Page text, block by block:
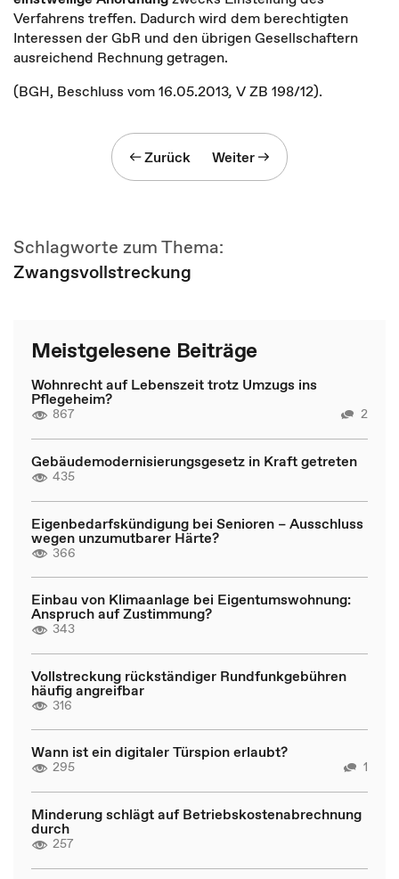
Verfahrens treffen. Dadurch wird dem berechtigten
Interessen der GbR und den übrigen Gesellschaftern
ausreichend Rechnung getragen.
(BGH, Beschluss vom 16.05.2013, V ZB 198/12).
Zurück Weiter
Schlagworte zum Thema:
Zwangsvollstreckung
Meistgelesene Beiträge
Wohnrecht auf Lebenszeit trotz Umzugs ins
Pflegeheim?
867 2
Gebäudemodernisierungsgesetz in Kraft getreten
435
Eigenbedarfskündigung bei Senioren – Ausschluss
wegen unzumutbarer Härte?
366
Einbau von Klimaanlage bei Eigentumswohnung:
Anspruch auf Zustimmung?
343
Vollstreckung rückständiger Rundfunkgebühren
häufig angreifbar
316
Wann ist ein digitaler Türspion erlaubt?
295 1
Minderung schlägt auf Betriebskostenabrechnung
durch
257